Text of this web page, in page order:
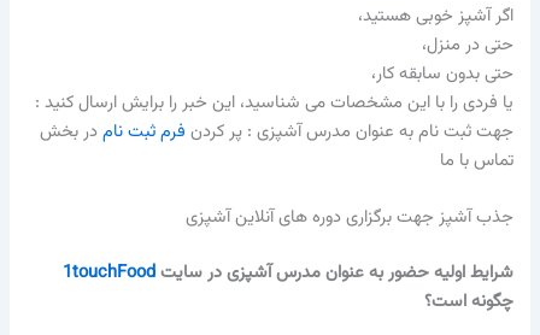
اگر آشپز خوبی هستید،
حتی در منزل،
حتی بدون سابقه کار،
یا فردی را با این مشخصات می شناسید، این خبر را برایش ارسال کنید :
جهت ثبت نام به عنوان مدرس آشپزی : پر کردن فرم ثبت نامدر بخش
تماس با ما
جذب آشپز جهت برگزاری دوره های آنلاین آشپزی
شرایط اولیه حضور به عنوان مدرس آشپزی در سایت1touchFood
چگونه است؟